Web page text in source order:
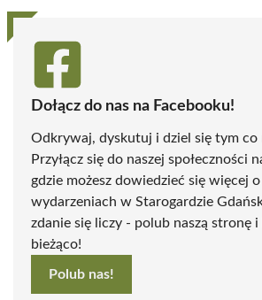
Dołącz do nas na Facebooku!
Odkrywaj, dyskutuj i dziel się tym co
Przyłącz się do naszej społeczności
gdzie możesz dowiedzieć się więcej
wydarzeniach w Starogardzie
zdanie się liczy - polub naszą stronę i
bieżąco!
Polub nas!